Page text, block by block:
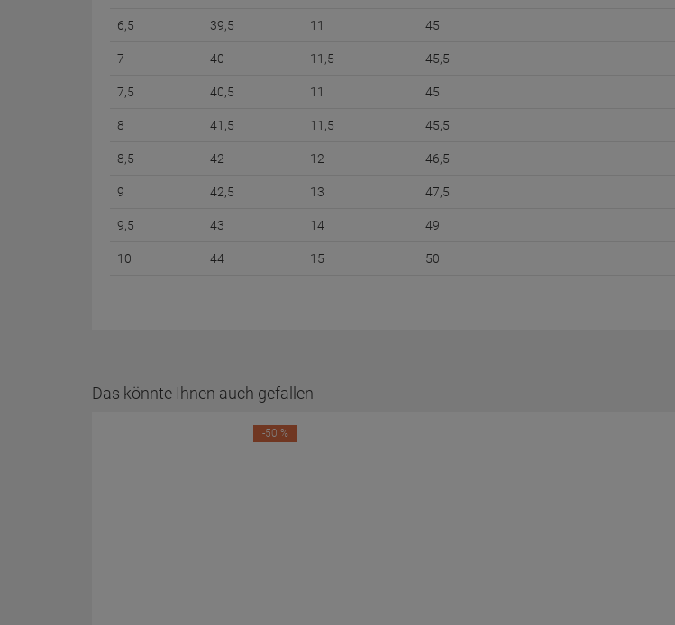
6,5 39,5 11 45
7 40 11,5 45,5
7,5 40,5 11 45
8 41,5 11,5 45,5
8,5 42 12 46,5
9 42,5 13 47,5
9,5 43 14 49
10 44 15 50
Das könnte Ihnen auch gefallen
-50 %